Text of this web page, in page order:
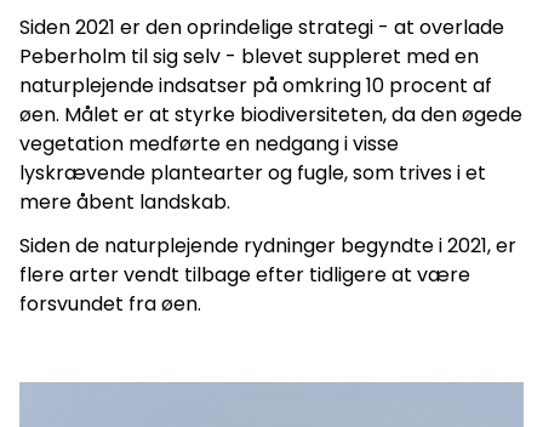
Siden 2021 er den oprindelige strategi - at overlade
Peberholm til sig selv - blevet suppleret med en
naturplejende indsatser på omkring 10 procent af
øen. Målet er at styrke biodiversiteten, da den øgede
vegetation medførte en nedgang i visse
lyskrævende plantearter og fugle, som trives i et
mere åbent landskab.
Siden de naturplejende rydninger begyndte i 2021, er
flere arter vendt tilbage efter tidligere at være
forsvundet fra øen.